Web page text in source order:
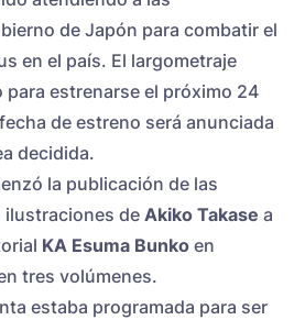
de Japón para combatir el
en el país. El largometraje
estrenarse el próximo 24
de estreno será anunciada
decidida.
la publicación de las
ilustraciones de Akiko Takase a
KA Esuma Bunko en
tres volúmenes.
estaba programada para ser